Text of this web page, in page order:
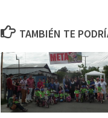
TAMBIÉN TE